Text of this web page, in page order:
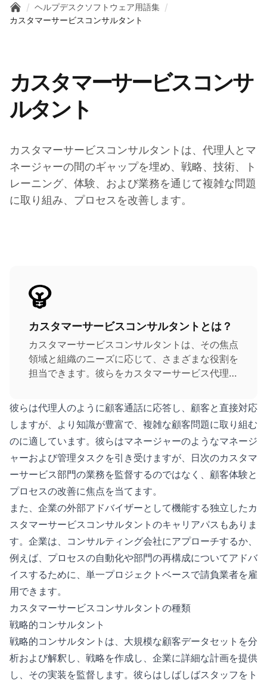
Home
/ ヘルプデスクソフトウェア用語集 /
カスタマーサービスコンサルタント
カスタマーサービスコンサ
ルタント
カスタマーサービスコンサルタントは、代理人とマ
ネージャーの間のギャップを埋め、戦略、技術、ト
レーニング、体験、および業務を通じて複雑な問題
に取り組み、プロセスを改善します。
カスタマーサービスコンサルタントとは？
カスタマーサービスコンサルタントは、その焦点
領域と組織のニーズに応じて、さまざまな役割を
担当できます。彼らをカスタマーサービス代理人
彼らは代理人のように顧客通話に応答し、顧客と直接対応
しますが、より知識が豊富で、複雑な顧客問題に取り組む
のに適しています。彼らはマネージャーのようなマネージ
ャーおよび管理タスクを引き受けますが、日次のカスタマ
ーサービス部門の業務を監督するのではなく、顧客体験と
プロセスの改善に焦点を当てます。
また、企業の外部アドバイザーとして機能する独立したカ
スタマーサービスコンサルタントのキャリアパスもありま
す。企業は、コンサルティング会社にアプローチするか、
例えば、プロセスの自動化や部門の再構成についてアドバ
イスするために、単一プロジェクトベースで請負業者を雇
用できます。
カスタマーサービスコンサルタントの種類
戦略的コンサルタント
戦略的コンサルタントは、大規模な顧客データセットを分
析および解釈し、戦略を作成し、企業に詳細な計画を提供
し、その実装を監督します。彼らはしばしばスタッフをト